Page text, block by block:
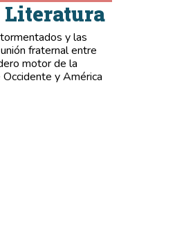
Literatura
y las
fraternal entre
motor de la
y América